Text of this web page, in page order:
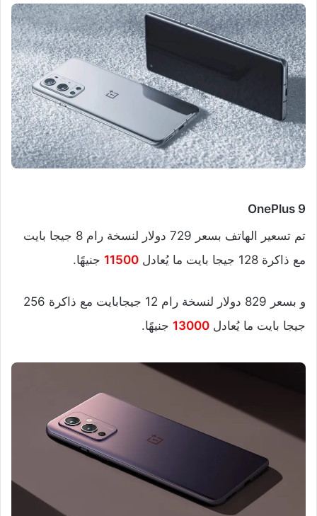
OnePlus 9
تم تسعير الهاتف بسعر 729 دولار لنسخة رام 8 جيجا بايت
مع ذاكرة 128 جيجا بايت ما يُعادل
11500 جنيهًا.
و بسعر 829 دولار لنسخة رام 12 جيجابايت مع ذاكرة 256
جيجا بايت ما يُعادل 13000 جنيهًا.